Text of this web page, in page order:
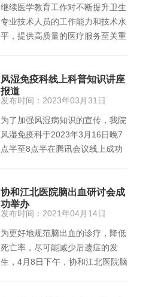
继续医学教育工作对不断提升卫生
专业技术人员的工作能力和技术水
平，提供高质量的医疗服务至关重
风湿免疫科线上科普知识讲座
报道
发布时间：2023年03月31日
为了加强风湿病知识的宣传，我院
风湿免疫科于2023年3月16日晚7
点半至8点半在腾讯会议线上成功
协和江北医院脑出血研讨会成
功举办
发布时间：2021年04月14日
为更好地规范脑出血的诊疗，降低
死亡率，尽可能减少后遗症的发
生，4月8日下午，协和江北医院脑